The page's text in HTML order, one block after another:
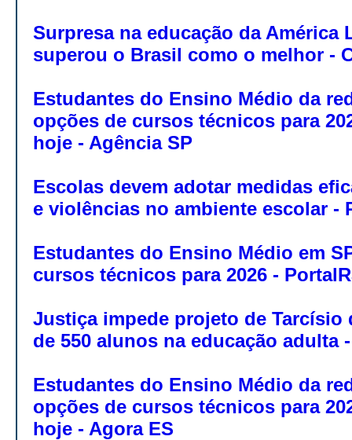
Surpresa na educação da América
superou o Brasil como o melhor -
Estudantes do Ensino Médio da
opções de cursos técnicos para
hoje - Agência SP
Escolas devem adotar medidas
e violências no ambiente escolar -
Estudantes do Ensino Médio em
cursos técnicos para 2026 -
Justiça impede projeto de Tarcísio
de 550 alunos na educação adulta
Estudantes do Ensino Médio da
opções de cursos técnicos para
hoje - Agora ES